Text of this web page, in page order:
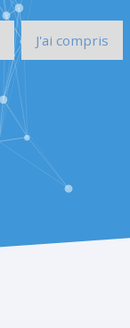
J'ai compris